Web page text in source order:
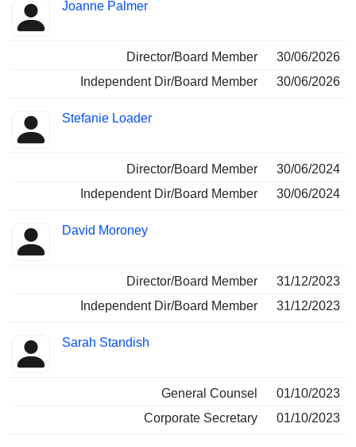
Insider
Joanne Palmer
Director/Board Member
30/06/2026
Independent Dir/Board Member
30/06/2026
Stefanie Loader
Director/Board Member
30/06/2024
Independent Dir/Board Member
30/06/2024
David Moroney
Director/Board Member
31/12/2023
Independent Dir/Board Member
31/12/2023
Sarah Standish
General Counsel
01/10/2023
Corporate Secretary
01/10/2023